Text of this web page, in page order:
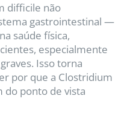
difficile não
gastrointestinal —
saúde física,
especialmente
Isso torna
por que a Clostridium
do ponto de vista